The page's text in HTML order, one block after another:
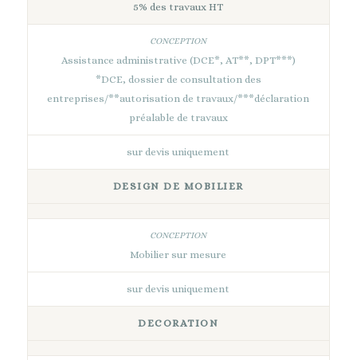
5% des travaux HT
Assistance administrative (DCE*, AT**, DPT***)
*DCE, dossier de consultation des
entreprises/**autorisation de travaux/***déclaration
préalable de travaux
sur devis uniquement
DESIGN DE MOBILIER
Mobilier sur mesure
sur devis uniquement
DECORATION